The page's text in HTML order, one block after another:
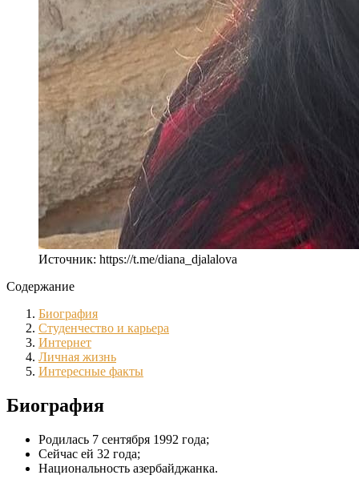
Источник: https://t.me/diana_djalalova
Содержание
Биография
Студенчество и карьера
Интернет
Личная жизнь
Интересные факты
Биография
Родилась 7 сентября 1992 года;
Сейчас ей 32 года;
Национальность азербайджанка.